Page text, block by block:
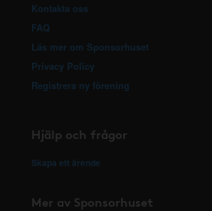
Kontakta oss
FAQ
Läs mer om Sponsorhuset
Privacy Policy
Registrera ny förening
Hjälp och frågor
Skapa ett ärende
Mer av Sponsorhuset